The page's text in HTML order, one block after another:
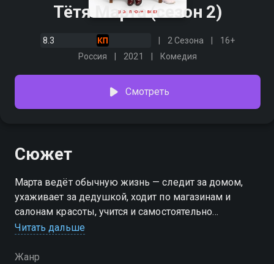
Тётя Марта (сезон 2)
8.3 2 Сезона
16+
Россия
2021 Комедия
Смотреть
Сюжет
Марта ведёт обычную жизнь — следит за домом,
ухаживает за дедушкой, ходит по магазинам и
салонам красоты, учится и самостоятельно
справляется с различными трудностями. Всё бы
Читать дальше
Жанр